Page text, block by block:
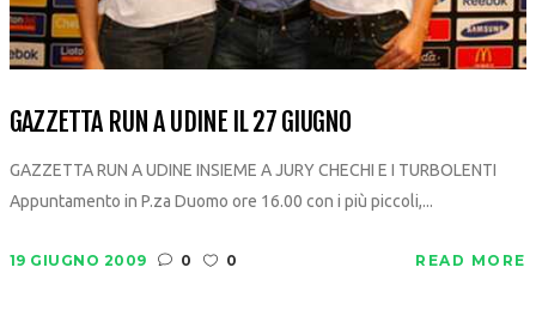
GAZZETTA RUN A UDINE IL 27 GIUGNO
GAZZETTA RUN A UDINE INSIEME A JURY CHECHI E I TURBOLENTI
Appuntamento in P.za Duomo ore 16.00 con i più piccoli,...
19 GIUGNO 2009 0 0 READ MORE